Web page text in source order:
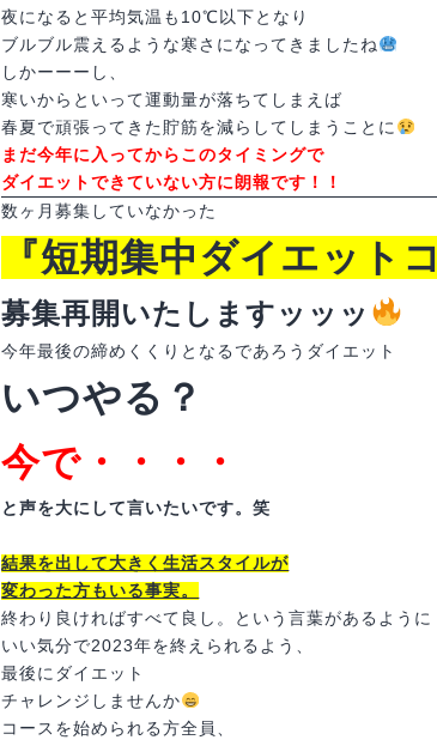
夜になると平均気温も10℃以下となり
ブルブル震えるような寒さになってきましたね
しかーーーし、
寒いからといって運動量が落ちてしまえば
春夏で頑張ってきた貯筋を減らしてしまうことに
まだ今年に入ってからこのタイミングで
ダイエットできていない方に朗報です！！
数ヶ月募集していなかった
『短期集中ダイエット
募集再開いたしますッッッ
今年最後の締めくくりとなるであろうダイエット
いつやる？
今で・・・・
と声を大にして言いたいです。笑
結果を出して大きく生活スタイルが
変わった方もいる事実。
終わり良ければすべて良し。という言葉があるように
いい気分で2023年を終えられるよう、
最後にダイエット
チャレンジしませんか
コースを始められる方全員、